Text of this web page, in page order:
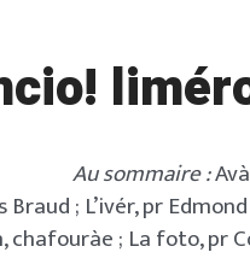
Au sommaire :
Braud ; L’ivér, pr
chafouràe ; La foto, pr